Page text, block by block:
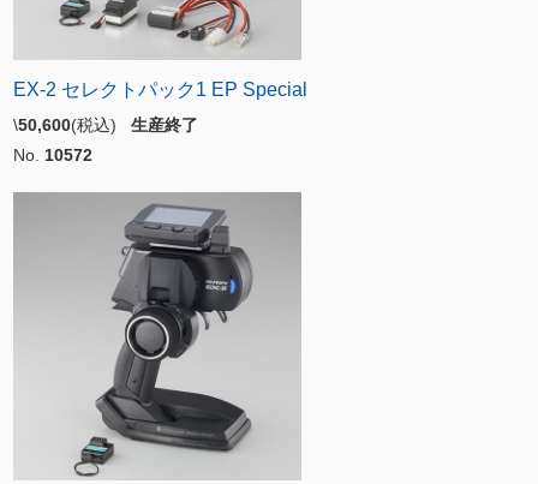
EX-2 セレクトパック1 EP Special
\50,600(税込) 生産終了
No. 10572